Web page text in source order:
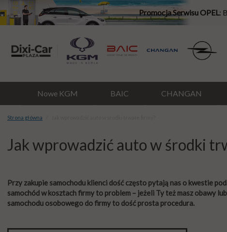
Promocja Serwisu OPEL:
Nowe KGM BAIC CHANGAN
Strona główna
Jak wprowadzić auto w środki
Przy zakupie samochodu klienci dość często pytają nas o kwestie
samochód w kosztach firmy to problem – jeżeli Ty też masz obawy
samochodu osobowego do firmy to dość prosta procedura.